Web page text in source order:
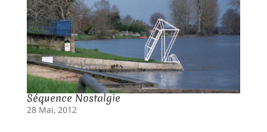
Séquence Nostalgie
28 Mai, 2012